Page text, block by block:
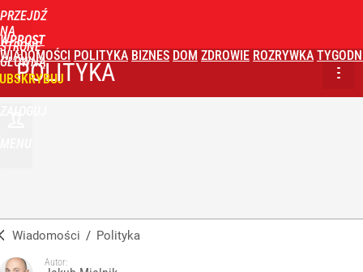
PRZEJDŹ
NA
STRONĘ
GŁÓWNĄ
WPROST
WIADOMOŚCI POLITYKA BIZNES DOM ZDROWIE ROZRYWKA
POLITYKA
Wiadomości / Polityka
Autor: